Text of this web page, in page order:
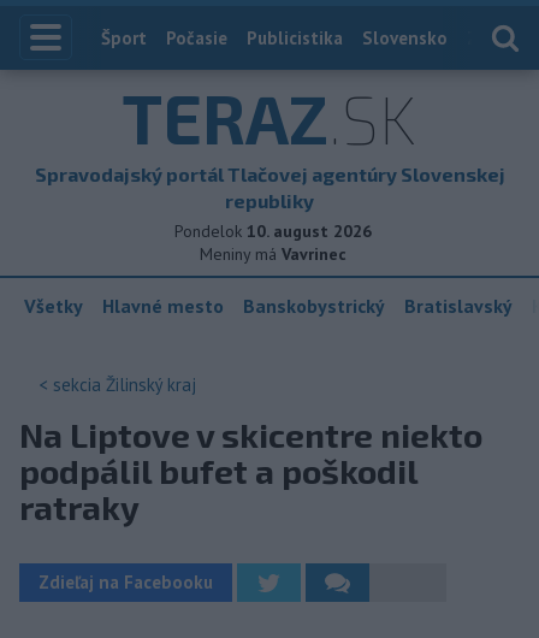
Index
Šport Počasie Publicistika Slovensko
TERAZ.SK
Spravodajský portál Tlačovej agentúry Slovenskej
republiky
Pondelok 10. august 2026
Meniny má Vavrinec
Všetky Hlavné mesto Banskobystrický Bratislavský
< sekcia Žilinský kraj
Na Liptove v skicentre niekto
podpálil bufet a poškodil
ratraky
Zdieľaj na Facebooku